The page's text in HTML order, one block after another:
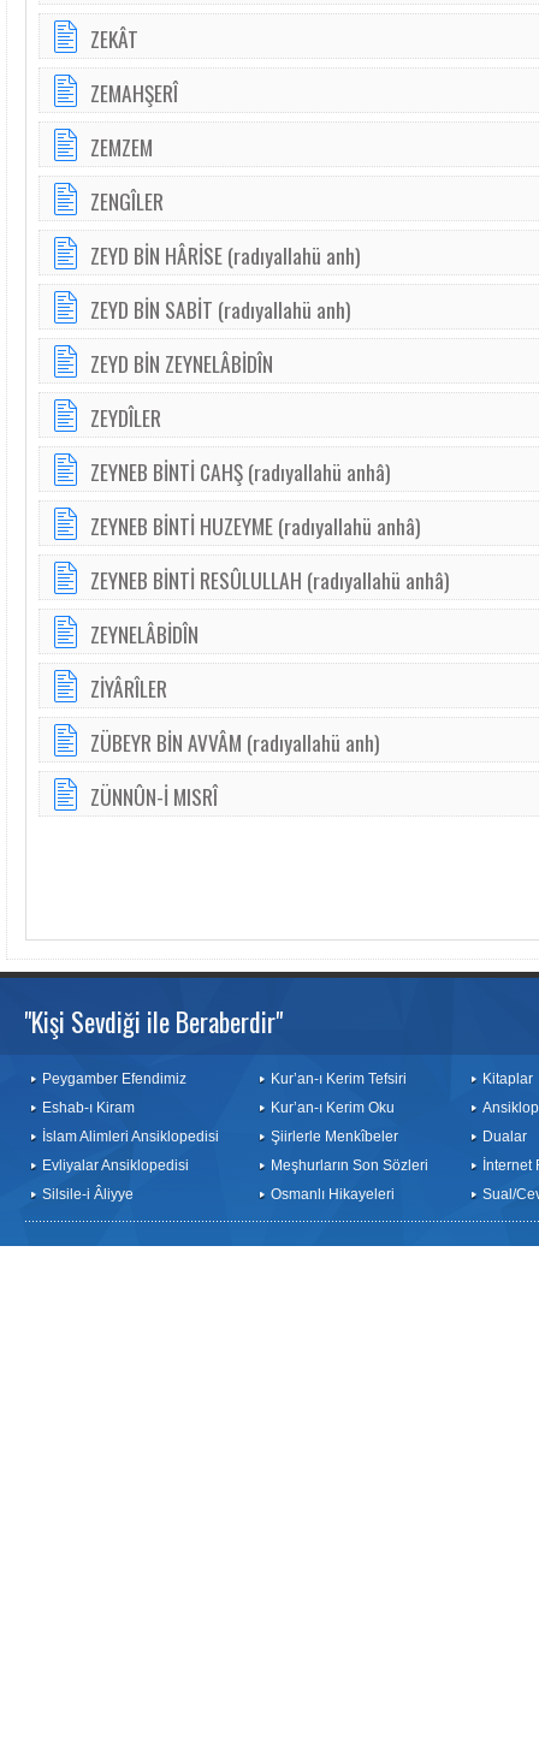
ZEKÂT
ZEMAHŞERÎ
ZEMZEM
ZENGÎLER
ZEYD BİN HÂRİSE (radıyallahü anh)
ZEYD BİN SABİT (radıyallahü anh)
ZEYD BİN ZEYNELÂBİDÎN
ZEYDÎLER
ZEYNEB BİNTİ CAHŞ (radıyallahü anhâ)
ZEYNEB BİNTİ HUZEYME (radıyallahü anhâ)
ZEYNEB BİNTİ RESÛLULLAH (radıyallahü anhâ)
ZEYNELÂBİDÎN
ZİYÂRÎLER
ZÜBEYR BİN AVVÂM (radıyallahü anh)
ZÜNNÛN-İ MISRÎ
"Kişi Sevdiği ile Beraberdir"
Peygamber Efendimiz
Eshab-ı Kiram
İslam Alimleri Ansiklopedisi
Evliyalar Ansiklopedisi
Silsile-i Âliyye
Kur’an-ı Kerim Tefsiri
Kur’an-ı Kerim Oku
Şiirlerle Menkîbeler
Meşhurların Son Sözleri
Osmanlı Hikayeleri
Kitaplar
Dualar
İnternet
Sual/